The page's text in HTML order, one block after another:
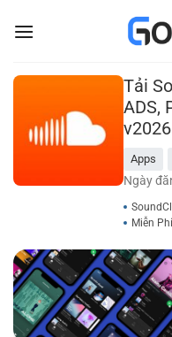
qua
dung
Tải
ADS,
Apps
Ngày
Miễn Phí